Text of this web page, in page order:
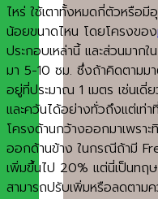
ไหร่ ใช้เตาทั้งหมดกี่ตัวหรือ
น้อยขนาดไหน โดยโครงของ
ประกอบเหล่านี้ และส่วนมาก
มา 5-10 ซม. ซึ่งถ้าคิดตามม
อยู่ที่ประมาณ 1 เมตร เช่นเ
และควันได้อย่างทั่วถึงแต่เท่า
โครงด้านกว้างออกมาเพรา
ออกด้านข้าง ในกรณีถ้ามี
เพิ่มขึ้นไป 20% แต่นี่เป็นทฤ
สามารถปรับเพิ่มหรือลดตาม